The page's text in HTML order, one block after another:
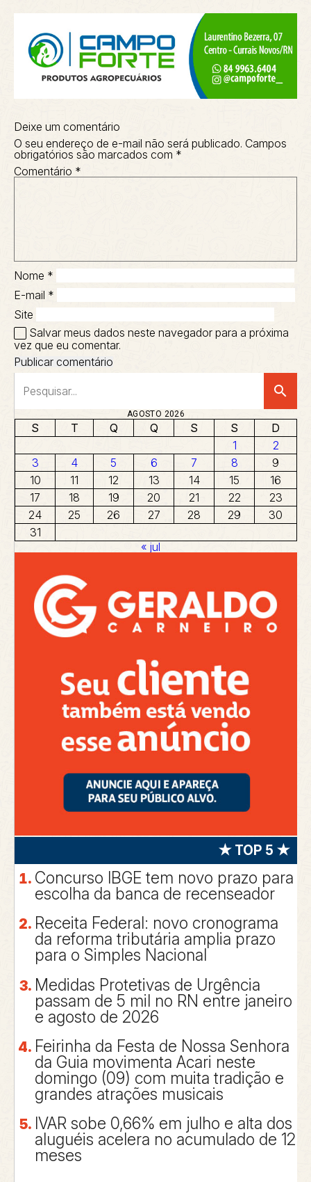
Deixe um comentário
O seu endereço de e-mail não será publicado. Campos
obrigatórios são marcados com *
Comentário *
Nome *
E-mail *
Site
Salvar meus dados neste navegador para a próxima
vez que eu comentar.
search
AGOSTO 2026
S T Q Q S S
D
1
2
3
4 5 6 7 8
9
10
11 12 13 14 15
16
17
18 19 20 21 22
23
24
25 26 27 28 29
30
31
« jul
★ TOP 5 ★
Concurso IBGE tem novo prazo para
escolha da banca de recenseador
Receita Federal: novo cronograma
da reforma tributária amplia prazo
para o Simples Nacional
Medidas Protetivas de Urgência
passam de 5 mil no RN entre janeiro
e agosto de 2026
Feirinha da Festa de Nossa Senhora
da Guia movimenta Acari neste
domingo (09) com muita tradição e
grandes atrações musicais
IVAR sobe 0,66% em julho e alta dos
aluguéis acelera no acumulado de 12
meses